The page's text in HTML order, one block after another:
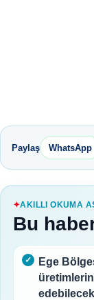
Paylaş WhatsApp
AKILLI OKUMA
Bu
Ege